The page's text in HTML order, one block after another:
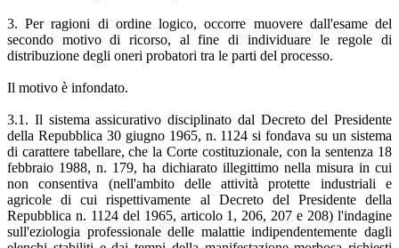
3. Per ragioni di ordine logico, occorre muovere dall'esame del
secondo motivo di ricorso, al fine di individuare le regole di
distribuzione degli oneri probatori tra le parti del processo.
Il motivo è infondato.
3.1. Il sistema assicurativo disciplinato dal Decreto del Presidente
della Repubblica 30 giugno 1965, n. 1124 si fondava su un sistema
di carattere tabellare, che la Corte costituzionale, con la sentenza 18
febbraio 1988, n. 179, ha dichiarato illegittimo nella misura in cui
non consentiva (nell'ambito delle attività protette industriali e
agricole di cui rispettivamente al Decreto del Presidente della
Repubblica n. 1124 del 1965, articolo 1, 206, 207 e 208) l'indagine
sull'eziologia professionale delle malattie indipendentemente dagli